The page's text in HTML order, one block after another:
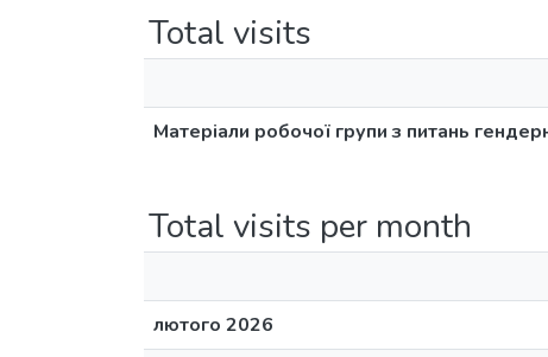
Total visits
Матеріали робочої групи з питань
Total visits per month
лютого 2026